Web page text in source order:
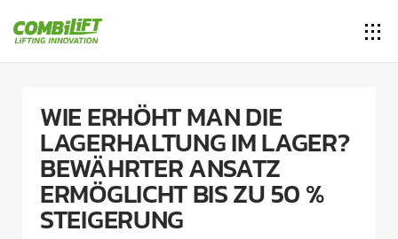
WIE ERHÖHT MAN DIE
LAGERHALTUNG IM LAGER?
BEWÄHRTER ANSATZ
ERMÖGLICHT BIS ZU 50 %
STEIGERUNG